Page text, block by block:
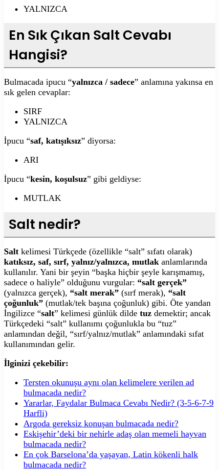
YALNIZCA
En Sık Çıkan Salt Cevabı
Hangisi?
Bulmacada ipucu “yalnızca / sadece” anlamına yakınsa en
sık gelen cevaplar:
SIRF
YALNIZCA
İpucu “saf, katışıksız” diyorsa:
ARI
İpucu “kesin, koşulsuz” gibi geldiyse:
MUTLAK
Salt nedir?
Salt kelimesi Türkçede (özellikle “salt” sıfatı olarak)
katıksız, saf, sırf, yalnız/yalnızca, mutlak anlamlarında
kullanılır. Yani bir şeyin “başka hiçbir şeyle karışmamış,
sadece o haliyle” olduğunu vurgular: “salt gerçek”
(yalnızca gerçek), “salt merak” (sırf merak), “salt
çoğunluk” (mutlak/tek başına çoğunluk) gibi. Öte yandan
İngilizce “salt” kelimesi günlük dilde tuz demektir; ancak
Türkçedeki “salt” kullanımı çoğunlukla bu “tuz”
anlamından değil, “sırf/yalnız/mutlak” anlamındaki sıfat
kullanımından gelir.
İlginizi çekebilir:
Tersten okunuşu aynı olan kelimelere verilen ad
bulmacada nedir?
Yararlar, Faydalar Bulmaca Cevabı Nedir? (3-5-6-7-9
Harfli)
Argoda gereksiz konuşan bulmacada nedir?
Eskişehir’deki bir nehirle adaş olan memeli hayvan
bulmacada nedir?
En çok Barselona’da yaşayan, Latin kökenli halk
bulmacada nedir?